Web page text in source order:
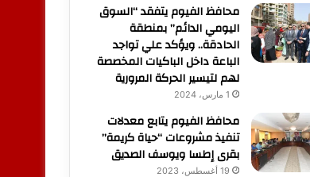
محافظ الفيوم يتفقد “السوق
اليومي الدائم” بمنطقة
الحادقة.. ويؤكد علي تواجد
الباعة داخل الباكيات المخصصة
لهم لتيسير الحركة المرورية
1 مارس، 2024
محافظ الفيوم يتابع معدلات
تنفيذ مشروعات “حياة كريمة”
بقرى إطسا ويوسف الصديق
19 أغسطس، 2023